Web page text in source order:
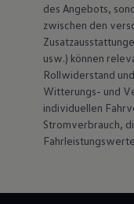
des Angebots,
zwischen den
usw.) können
Rollwiderstand
Witterungs- und
individuellen
Stromverbrauch,